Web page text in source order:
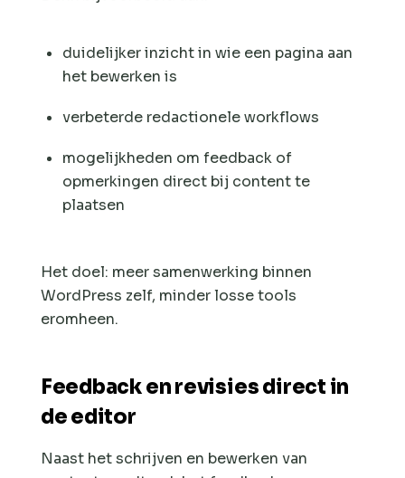
duidelijker inzicht in wie een pagina aan
het bewerken is
verbeterde redactionele workflows
mogelijkheden om feedback of
opmerkingen direct bij content te
plaatsen
Het doel: meer samenwerking binnen
WordPress zelf, minder losse tools
eromheen.
Feedback en revisies direct in
de editor
Naast het schrijven en bewerken van